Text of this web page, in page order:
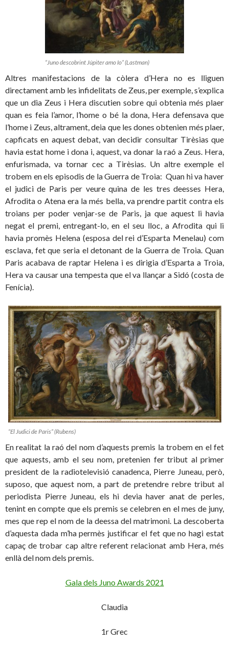
“Juno descobrint Júpiter amo Io” (Lastman)
Altres manifestacions de la còlera d’Hera no es lliguen
directament amb les infidelitats de Zeus, per exemple, s’explica
que un dia Zeus i Hera discutien sobre qui obtenia més plaer
quan es feia l’amor, l’home o bé la dona, Hera defensava que
l’home i Zeus, altrament, deia que les dones obtenien més plaer,
capficats en aquest debat, van decidir consultar Tirèsias que
havia estat home i dona i, aquest, va donar la raó a Zeus. Hera,
enfurismada, va tornar cec a Tirèsias. Un altre exemple el
trobem en els episodis de la Guerra de Troia: Quan hi va haver
el judici de Paris per veure quina de les tres deesses Hera,
Afrodita o Atena era la més bella, va prendre partit contra els
troians per poder venjar-se de Paris, ja que aquest li havia
negat el premi, entregant-lo, en el seu lloc, a Afrodita qui li
havia promès Helena (esposa del rei d’Esparta Menelau) com
esclava, fet que seria eldetonant de la Guerra de Troia. Quan
Paris acabava de raptar Helena i es dirigia d’Esparta a Troia,
Hera va causar una tempesta que el va llançar a Sidó (costa de
Fenícia).
“El Judici de Paris” (Rubens)
En realitat la raó del nom d’aquests premis la trobem en el fet
que aquests, amb el seu nom, pretenien fer tribut al primer
president de la radiotelevisió canadenca, Pierre Juneau, però,
suposo, que aquest nom, a part de pretendre rebre tribut al
periodista Pierre Juneau, els hi devia haver anat de perles,
tenint en compte que els premis se celebren en el mes de juny,
mes que rep el nom de la deessa del matrimoni. La descoberta
d’aquesta dada m’ha permès justificar el fet que no hagi estat
capaç de trobar cap altre referent relacionat amb Hera, més
enllà del nom dels premis.
Gala dels Juno Awards 2021
Claudia
1r Grec